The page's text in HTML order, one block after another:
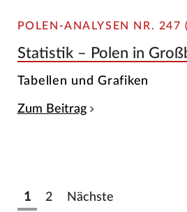
POLEN-ANALYSEN NR. 247
Statistik – Polen in
Tabellen und Grafiken
Zum Beitrag
1 2 Nächste